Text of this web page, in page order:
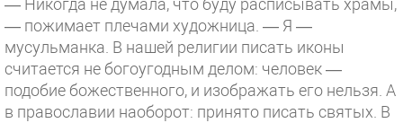
— Никогда не думала, что буду расписывать храмы,
— пожимает плечами художница. — Я —
мусульманка. В нашей религии писать иконы
считается не богоугодным делом: человек —
подобие божественного, и изображать его нельзя. А
в православии наоборот: принято писать святых. В